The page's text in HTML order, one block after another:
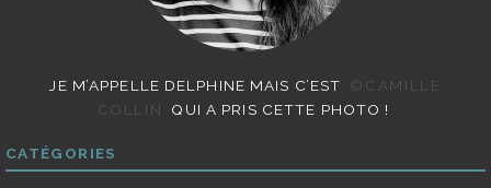
JE M’APPELLE DELPHINE MAIS C’EST
©CAMILLE
COLLIN
QUI A PRIS CETTE PHOTO !
CATÉGORIES